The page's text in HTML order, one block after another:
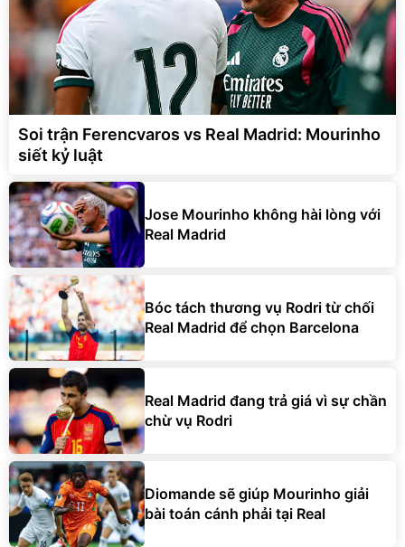
Soi trận Ferencvaros vs Real Madrid: Mourinho
siết kỷ luật
Jose Mourinho không hài lòng với
Real Madrid
Bóc tách thương vụ Rodri từ chối
Real Madrid để chọn Barcelona
Real Madrid đang trả giá vì sự chần
chừ vụ Rodri
Diomande sẽ giúp Mourinho giải
bài toán cánh phải tại Real